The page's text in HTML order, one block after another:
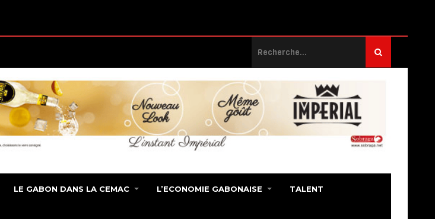
LE GABON DANS LA CEMAC L’ECONOMIE GABONAISE TALENT